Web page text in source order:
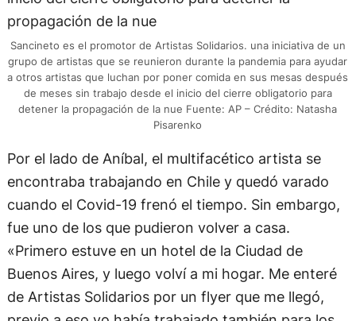
Sancineto es el promotor de Artistas Solidarios. una iniciativa de un
grupo de artistas que se reunieron durante la pandemia para ayudar
a otros artistas que luchan por poner comida en sus mesas después
de meses sin trabajo desde el inicio del cierre obligatorio para
detener la propagación de la nue Fuente: AP – Crédito: Natasha
Pisarenko
Por el lado de Aníbal, el multifacético artista se
encontraba trabajando en Chile y quedó varado
cuando el Covid-19 frenó el tiempo. Sin embargo,
fue uno de los que pudieron volver a casa.
«Primero estuve en un hotel de la Ciudad de
Buenos Aires, y luego volví a mi hogar. Me enteré
de Artistas Solidarios por un flyer que me llegó,